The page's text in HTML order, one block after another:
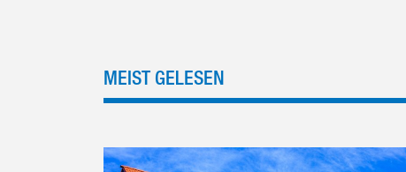
MEIST GELESEN